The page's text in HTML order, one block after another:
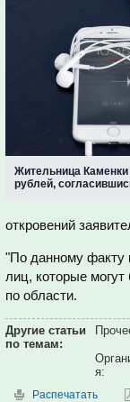
Жительница
рублей,
откровений
"По данному факту
лиц, которые
по области.
Другие статьи
по темам:
я:
Распечатать